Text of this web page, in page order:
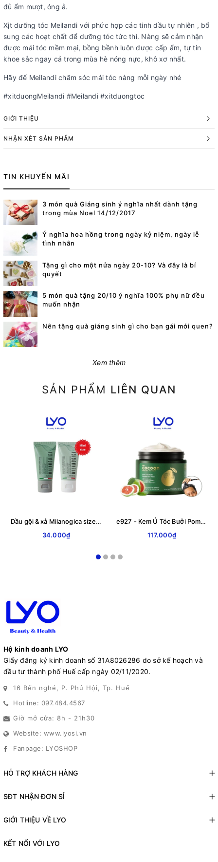
đủ ẩm mượt, óng ả.
Xịt dưỡng tóc Meilandi với phức hợp các tinh dầu tự nhiên , bổ
sung các hoạt chất để dưỡng tóc tức thì. Nàng sẽ cảm nhận
được mái tóc mềm mại, bồng bềnh luôn được cấp ẩm, tự tin
khoe sắc ngay cả trong mùa hè nóng nực, khô xơ nhất.
Hãy để Meilandi chăm sóc mái tóc nàng mỗi ngày nhé
#xitduongMeilandi #Meilandi #xitduongtoc
GIỚI THIỆU
NHẬN XÉT SẢN PHẨM
TIN KHUYẾN MÃI
3 món quà Giáng sinh ý nghĩa nhất dành tặng
trong mùa Noel 14/12/2017
Ý nghĩa hoa hồng trong ngày kỷ niệm, ngày lễ
tình nhân
Tặng gì cho một nửa ngày 20-10? Và đây là bí
quyết
5 món quà tặng 20/10 ý nghĩa 100% phụ nữ đều
muốn nhận
Nên tặng quà giáng sinh gì cho bạn gái mới quen?
Xem thêm
SẢN PHẨM LIÊN QUAN
Dầu gội & xả Milanogica size mini 25ml & 12ml Phục hồi hư tổn, Giảm gàu sạch ngứa LYO
34.000₫
e927 - Kem Ủ Tóc Bưởi Pomelo CoCoon giảm gãy rụng và mềm mượt tóc 200ml LYO
117.000₫
Hộ kinh doanh LYO
Giấy đăng ký kinh doanh số 31A8026286 do sở kế hoạch và
đầu tư thành phố Huế cấp ngày 02/11/2020.
16 Bến nghé, P. Phú Hội, Tp. Huế
Hotline: 097.484.4567
Giờ mở cửa: 8h - 21h30
Website: www.lyosi.vn
Fanpage: LYOSHOP
HỖ TRỢ KHÁCH HÀNG
SĐT NHẬN ĐƠN SỈ
GIỚI THIỆU VỀ LYO
KẾT NỐI VỚI LYO